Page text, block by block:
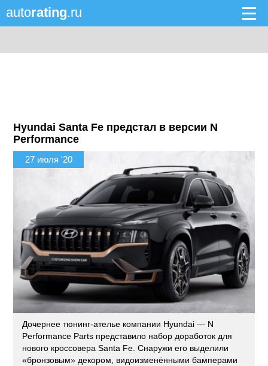
autorating.ru
Hyundai Santa Fe предстал в версии N
Performance
27 июля '20
Дочернее тюнинг-ателье компании Hyundai — N
Performance Parts представило набор доработок для
нового кроссовера Santa Fe. Снаружи его выделили
«бронзовым» декором, видоизменёнными бамперами